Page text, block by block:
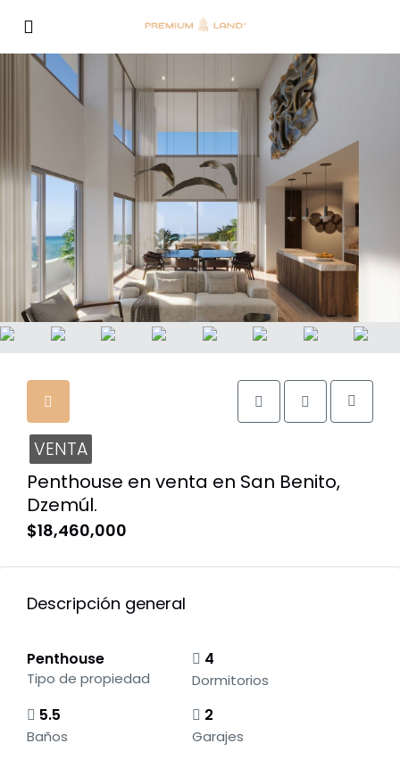
VENTA
Penthouse en venta en San Benito,
Dzemúl.
$18,460,000
Descripción general
Penthouse
Tipo de propiedad
4
Dormitorios
5.5
Baños
2
Garajes